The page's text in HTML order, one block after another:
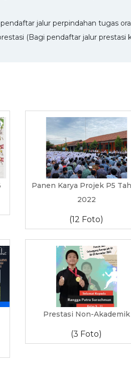
jalur perpindahan tugas
(Bagi pendaftar jalur prestasi
Panen Karya Projek P5
2022
(12 Foto)
Prestasi Non-Akademik
(3 Foto)